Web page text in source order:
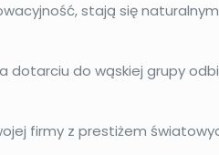
stają się
dotarciu do wąskiej grupy
firmy z prestiżem